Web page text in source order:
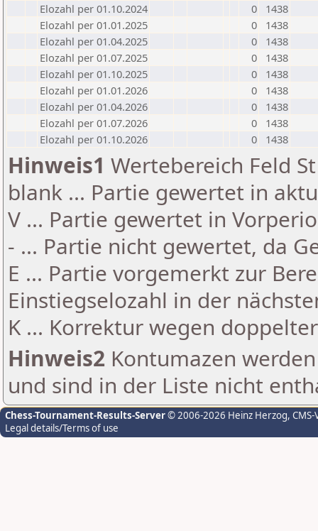
Elozahl per 01.10.2024
0
1438
Elozahl per 01.01.2025
0
1438
Elozahl per 01.04.2025
0
1438
Elozahl per 01.07.2025
0
1438
Elozahl per 01.10.2025
0
1438
Elozahl per 01.01.2026
0
1438
Elozahl per 01.04.2026
0
1438
Elozahl per 01.07.2026
0
1438
Elozahl per 01.10.2026
0 1438
Hinweis1 Wertebereich Feld
blank ... Partie gewertet in
V ... Partie gewertet in
- ... Partie nicht gewertet, da
E ... Partie vorgemerkt zur
Einstiegselozahl in der
K ... Korrektur wegen
Hinweis2 Kontumazen
und sind in der Liste nicht
Chess-Tournament-Results-Server© 2006-2026 Heinz Herzog,
Legal details/Terms of use